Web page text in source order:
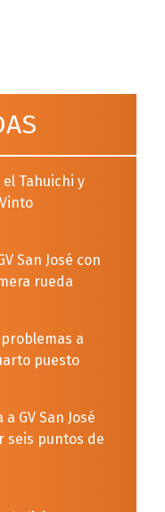
Tahuichi y
San José con
rueda
a
puesto
GV San José
seis puntos de